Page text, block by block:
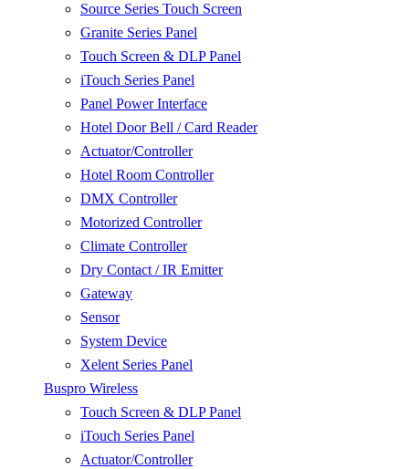
Source Series Touch Screen
Granite Series Panel
Touch Screen & DLP Panel
iTouch Series Panel
Panel Power Interface
Hotel Door Bell / Card Reader
Actuator/Controller
Hotel Room Controller
DMX Controller
Motorized Controller
Climate Controller
Dry Contact / IR Emitter
Gateway
Sensor
System Device
Xelent Series Panel
Buspro Wireless
Touch Screen & DLP Panel
iTouch Series Panel
Actuator/Controller